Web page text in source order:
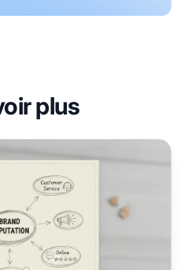
plus
marque ? Définition,